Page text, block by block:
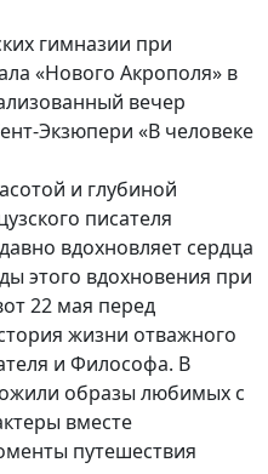
гимназии при
«Нового Акрополя» в
вечер
Экзюпери «В человеке
и глубиной
писателя
вдохновляет сердца
этого вдохновения при
22 мая перед
жизни отважного
и Философа. В
образы любимых с
вместе
путешествия